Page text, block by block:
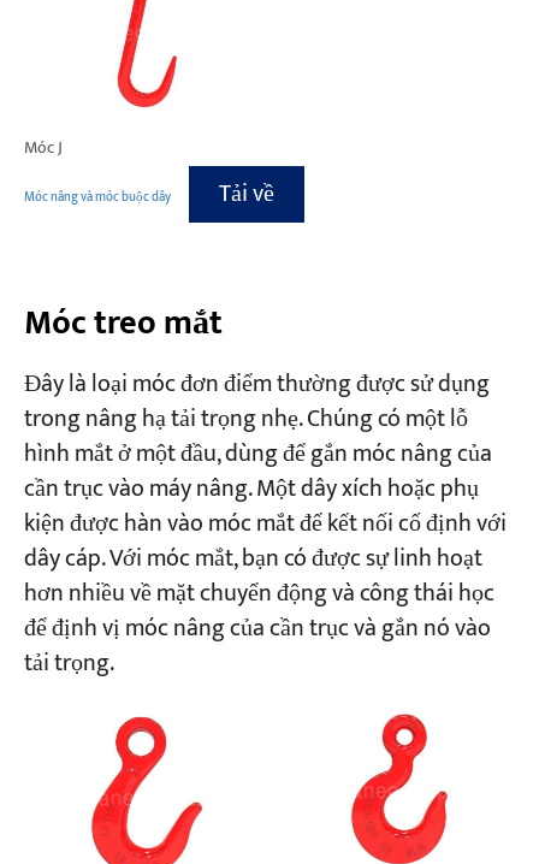
Móc J
Móc nâng và móc buộc dây Tải về
Móc treo mắt
Đây là loại móc đơn điểm thường được sử dụng
trong nâng hạ tải trọng nhẹ. Chúng có một lỗ
hình mắt ở một đầu, dùng để gắn móc nâng của
cần trục vào máy nâng. Một dây xích hoặc phụ
kiện được hàn vào móc mắt để kết nối cố định với
dây cáp. Với móc mắt, bạn có được sự linh hoạt
hơn nhiều về mặt chuyển động và công thái học
để định vị móc nâng của cần trục và gắn nó vào
tải trọng.